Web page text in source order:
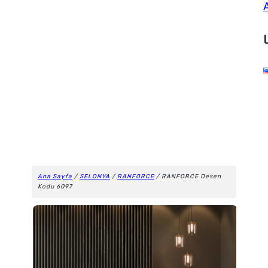
Ana Sayfa / SELONYA / RANFORCE / RANFORCE Desen
Kodu 6097